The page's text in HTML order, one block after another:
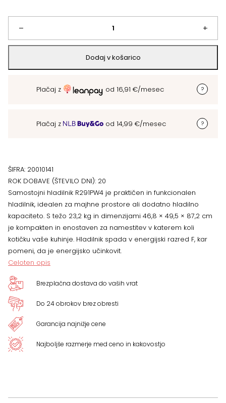
bila:
239,90 €.
179,90 €.
–
Samostojni
hladilnik
R291PW4
+
Dodaj v košarico
Plačaj z od 16,91 €/mesec
Plačaj z od 14,99 €/mesec
ŠIFRA: 20010141
ROK DOBAVE (ŠTEVILO DNI): 20
Samostojni hladilnik R291PW4 je praktičen in funkcionalen
hladilnik, idealen za majhne prostore ali dodatno hladilno
kapaciteto. S težo 23,2 kg in dimenzijami 46,8 × 49,5 × 87,2 cm
je kompakten in enostaven za namestitev v katerem koli
kotičku vaše kuhinje. Hladilnik spada v energijski razred F, kar
pomeni, da je energijsko učinkovit.
Celoten opis
Brezplačna dostava do vaših vrat
Do 24 obrokov brez obresti
Garancija najnižje cene
Najboljše razmerje med ceno in kakovostjo